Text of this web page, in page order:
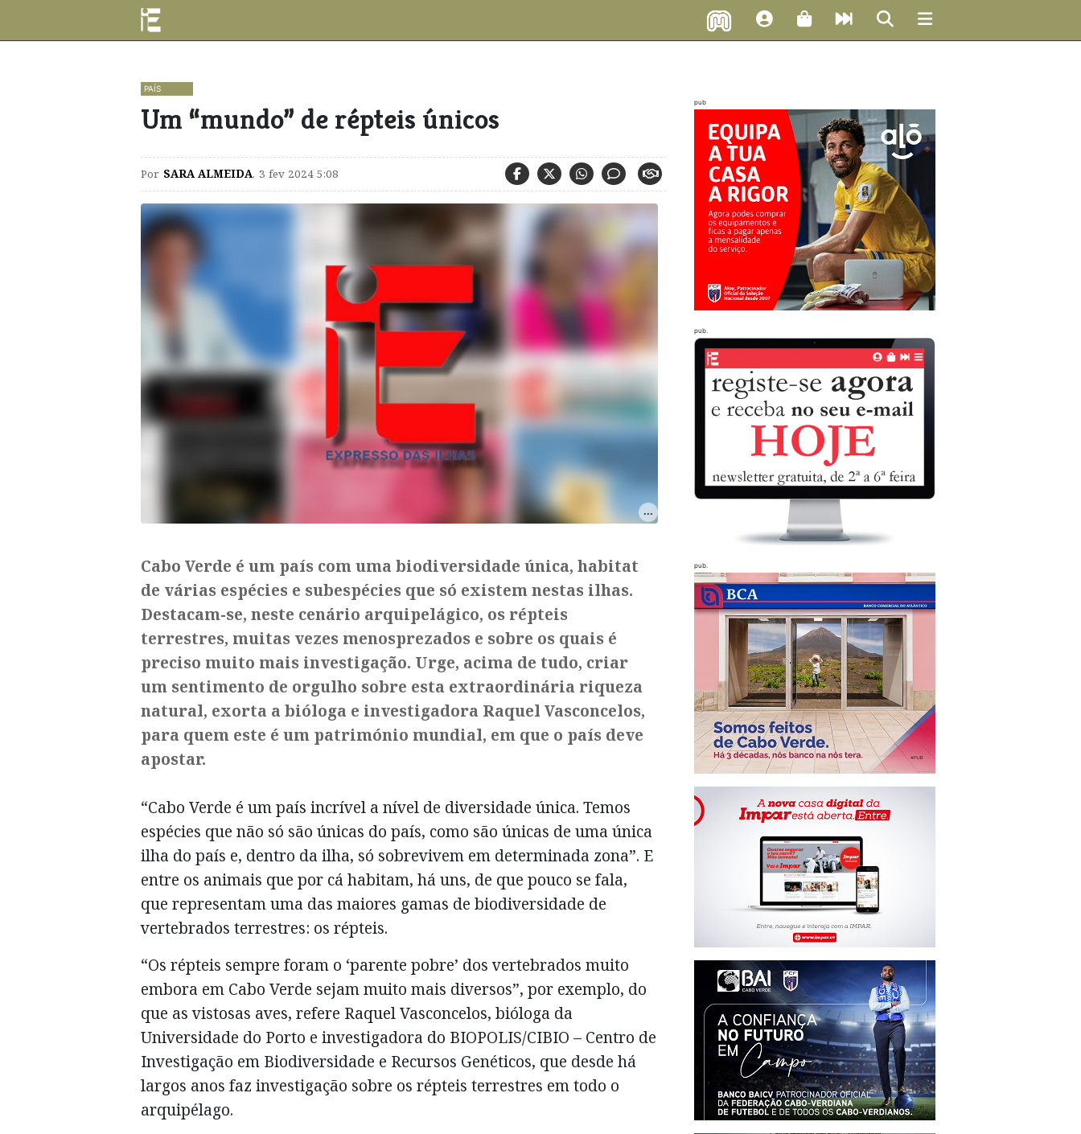
PAÍS
Um “mundo” de répteis únicos
Por SARA ALMEIDA, 3 fev 2024 5:08
Cabo Verde é um país com uma biodiversidade única, habitat
de várias espécies e subespécies que só existem nestas ilhas.
Destacam-se, neste cenário arquipelágico, os répteis
terrestres, muitas vezes menosprezados e sobre os quais é
preciso muito mais investigação. Urge, acima de tudo, criar
um sentimento de orgulho sobre esta extraordinária riqueza
natural, exorta a bióloga e investigadora Raquel Vasconcelos,
para quem este é um património mundial, em que o país deve
apostar.
“Cabo Verde é um país incrível a nível de diversidade única. Temos
espécies que não só são únicas do país, como são únicas de uma única
ilha do país e, dentro da ilha, só sobrevivem em determinada zona”. E
entre os animais que por cá habitam, há uns, de que pouco se fala,
que representam uma das maiores gamas de biodiversidade de
vertebrados terrestres: os répteis.
“Os répteis sempre foram o ‘parente pobre’ dos vertebrados muito
embora em Cabo Verde sejam muito mais diversos”, por exemplo, do
que as vistosas aves, refere Raquel Vasconcelos, bióloga da
Universidade do Porto e investigadora do BIOPOLIS/CIBIO – Centro de
Investigação em Biodiversidade e Recursos Genéticos, que desde há
largos anos faz investigação sobre os répteis terrestres em todo o
arquipélago.
pub
pub.
pub.